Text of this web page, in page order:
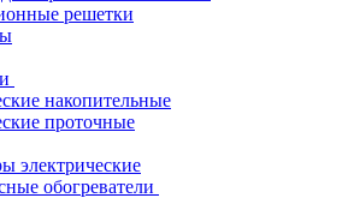
решетки
накопительные
проточные
электрические
обогреватели